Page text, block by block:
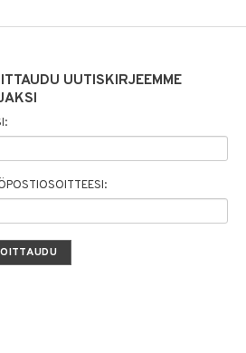
UUTISKIRJEEMME